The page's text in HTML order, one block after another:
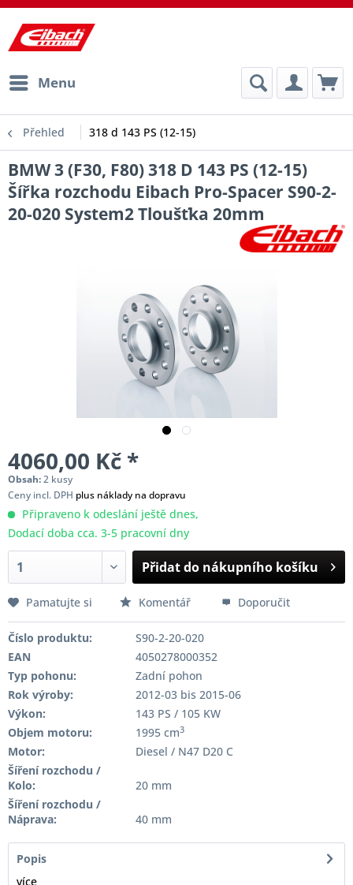
Menu
Přehled 318 d 143 PS (12-15)
BMW 3 (F30, F80) 318 D 143 PS (12-15)
Šířka rozchodu Eibach Pro-Spacer S90-2-
20-020 System2 Tloušťka 20mm
4060,00 Kč *
Obsah:2 kusy
Ceny incl. DPH plus náklady na dopravu
Připraveno k odeslání ještě dnes,
Dodací doba cca. 3-5 pracovní dny
Přidat do nákupního košíku
Pamatujte si Komentář Doporučit
Číslo produktu:
S90-2-20-020
EAN
4050278000352
Typ pohonu:
Zadní pohon
Rok výroby:
2012-03 bis 2015-06
Výkon:
143 PS / 105 KW
Objem motoru:
1995 cm3
Motor:
Diesel / N47 D20 C
Šíření rozchodu /
Kolo:
20 mm
Šíření rozchodu /
Náprava:
40 mm
Popis
více